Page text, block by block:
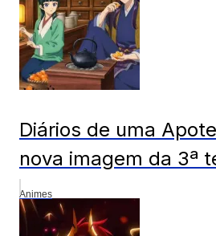
Diários de uma
nova imagem da 3ª
Animes